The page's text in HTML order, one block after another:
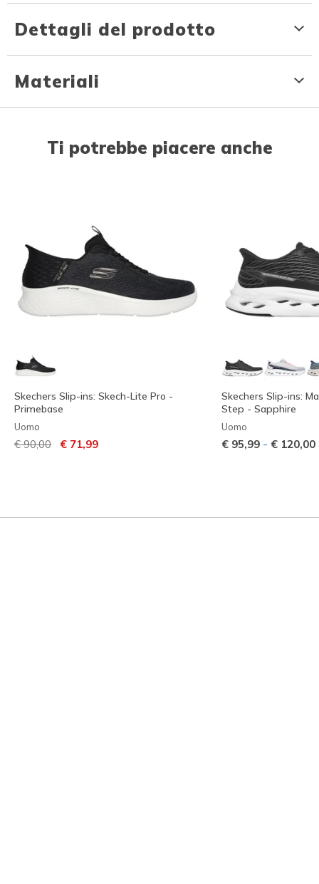
Dettagli del prodotto
Materiali
Ti potrebbe piacere anche
Skechers Slip-ins: Skech-Lite Pro -
Primebase
Uomo
Prezzo ridotto da
€ 90,00 per
€ 71,99
Skechers Slip-ins:
Step - Sapphire
Uomo
€ 95,99 - € 120,00